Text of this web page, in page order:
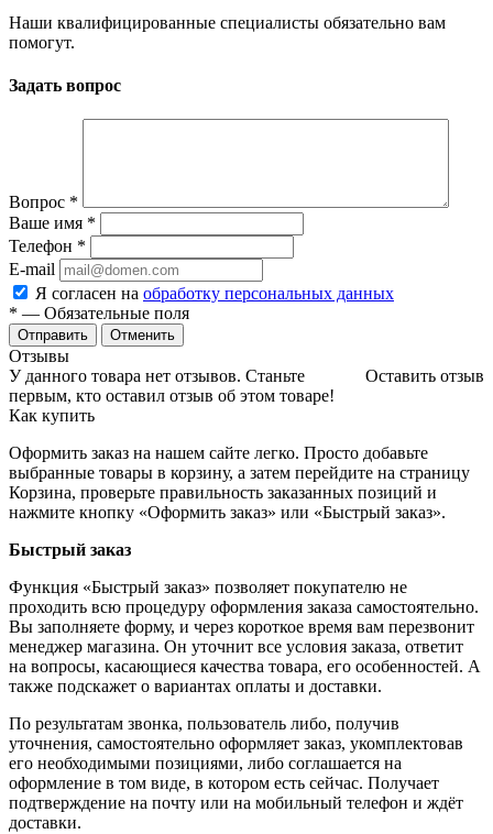
Наши квалифицированные специалисты обязательно вам
помогут.
Задать вопрос
Вопрос *
Ваше имя *
Телефон *
E-mail
Я согласен на обработку персональных данных
* — Обязательные поля
Отменить
Отзывы
Оставить отзыв
У данного товара нет отзывов. Станьте
первым, кто оставил отзыв об этом товаре!
Как купить
Оформить заказ на нашем сайте легко. Просто добавьте
выбранные товары в корзину, а затем перейдите на страницу
Корзина, проверьте правильность заказанных позиций и
нажмите кнопку «Оформить заказ» или «Быстрый заказ».
Быстрый заказ
Функция «Быстрый заказ» позволяет покупателю не
проходить всю процедуру оформления заказа самостоятельно.
Вы заполняете форму, и через короткое время вам перезвонит
менеджер магазина. Он уточнит все условия заказа, ответит
на вопросы, касающиеся качества товара, его особенностей. А
также подскажет о вариантах оплаты и доставки.
По результатам звонка, пользователь либо, получив
уточнения, самостоятельно оформляет заказ, укомплектовав
его необходимыми позициями, либо соглашается на
оформление в том виде, в котором есть сейчас. Получает
подтверждение на почту или на мобильный телефон и ждёт
доставки.